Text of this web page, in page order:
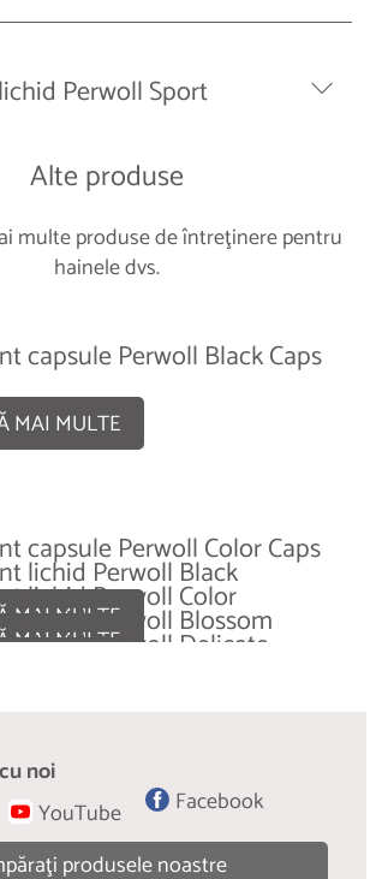
Perwoll Sport
Alte produse
multe produse de întreţinere pentru
hainele dvs.
capsule Perwoll Black Caps
MAI MULTE
capsule Perwoll Color Caps
MAI MULTE
lichid Perwoll Black
MAI MULTE
lichid Perwoll Color
lichid Perwoll Blossom
lichid Perwoll Delicate
MAI MULTE
noi
YouTube
Facebook
produsele noastre